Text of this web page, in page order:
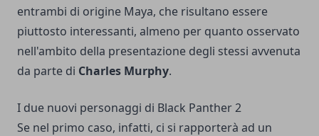
entrambi di origine Maya, che risultano essere
piuttosto interessanti, almeno per quanto osservato
nell'ambito della presentazione degli stessi avvenuta
da parte di Charles Murphy.
I due nuovi personaggi di Black Panther 2
Se nel primo caso, infatti, ci si rapporterà ad un